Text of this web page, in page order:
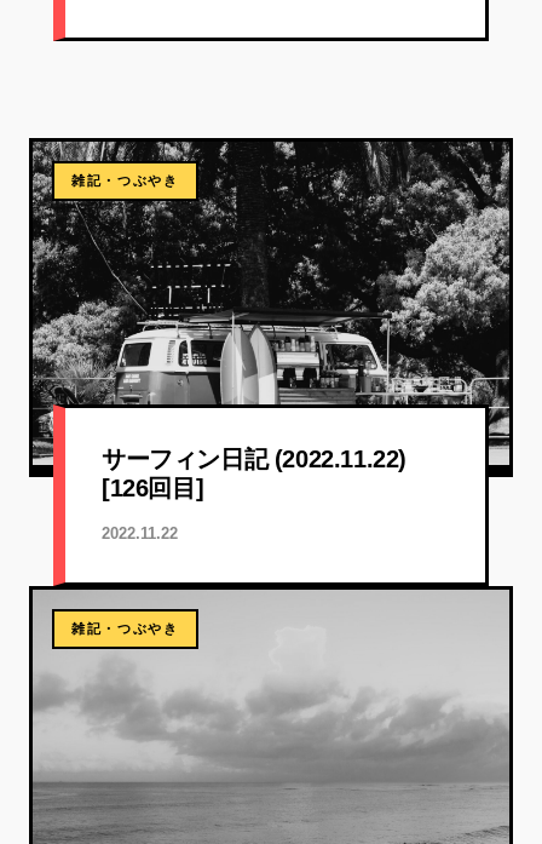
雑記・つぶやき
サーフィン日記 (2022.11.22)
[126回目]
2022.11.22
雑記・つぶやき